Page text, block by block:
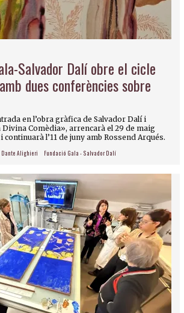
Salvador Dalí obre el cicle
dues conferències sobre
en l’obra gràfica de Salvador Dalí i
Divina Comèdia», arrencarà el 29 de maig
continuarà l’11 de juny amb Rossend Arqués.
Dante Alighieri Fundació Gala - Salvador Dalí